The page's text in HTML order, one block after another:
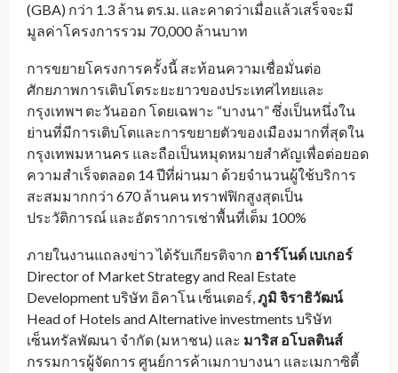
(GBA) กว่า 1.3 ล้าน ตร.ม. และคาดว่าเมื่อแล้วเสร็จจะมี
มูลค่าโครงการรวม 70,000 ล้านบาท
การขยายโครงการครั้งนี้ สะท้อนความเชื่อมั่นต่อ
ศักยภาพการเติบโตระยะยาวของประเทศไทยและ
กรุงเทพฯ ตะวันออก โดยเฉพาะ “บางนา” ซึ่งเป็นหนึ่งใน
ย่านที่มีการเติบโตและการขยายตัวของเมืองมากที่สุดใน
กรุงเทพมหานคร และถือเป็นหมุดหมายสำคัญเพื่อต่อยอด
ความสำเร็จตลอด 14 ปีที่ผ่านมา ด้วยจำนวนผู้ใช้บริการ
สะสมมากกว่า 670 ล้านคน ทราฟฟิกสูงสุดเป็น
ประวัติการณ์ และอัตราการเช่าพื้นที่เต็ม 100%
ภายในงานแถลงข่าว ได้รับเกียรติจาก อาร์โนด์ เบเกอร์
Director of Market Strategy and Real Estate
Development บริษัท อิคาโน เซ็นเตอร์,ภูมิ จิราธิวัฒน์
Head of Hotels and Alternative investments บริษัท
เซ็นทรัลพัฒนา จำกัด (มหาชน) และ มาริส อโบลตินส์
กรรมการผู้จัดการ ศูนย์การค้าเมกาบางนา และเมกาซิตี้